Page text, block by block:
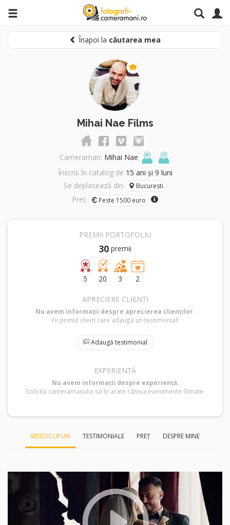
Înapoi la căutarea mea
Mihai Nae Films
Cameraman: Mihai Nae
Înscris în catalog de 15 ani și 9 luni
Se deplasează din
Bucuresti
Preț Peste 1500 euro
PREMII PORTOFOLIU
30 premii
5 20 3 2
APRECIERE CLIENȚI
Nu avem informații despre aprecierea clienților.
Fii primul client care adaugă un testimonial!
Adaugă testimonial
EXPERIENȚĂ
Nu avem informații despre experiență.
Solicită cameramanului să îți arate câteva evenimente filmate.
VIDEOCLIPURI TESTIMONIALE PREȚ DESPRE MINE